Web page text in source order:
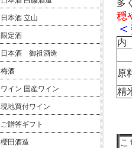
多
穏
原
精
こ
日本酒 立山
限定酒
日本酒 御祖酒造
梅酒
ワイン 国産ワイン
現地買付ワイン
ご贈答ギフト
櫻田酒造